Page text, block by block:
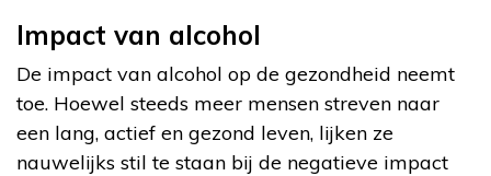
Impact van alcohol
De impact van alcohol op de gezondheid neemt
toe. Hoewel steeds meer mensen streven naar
een lang, actief en gezond leven, lijken ze
nauwelijks stil te staan bij de negatieve impact